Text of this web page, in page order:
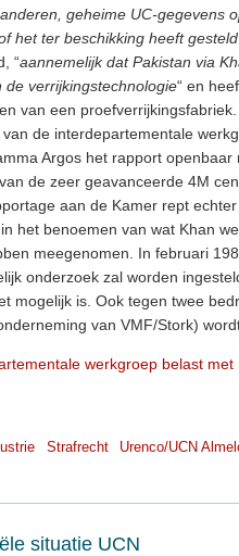
geheime UC-gegevens
het ter beschikking heeft
“aannemelijk dat Pakistan via
verrijkingstechnologie“ en
van een
de interdepartementale
Argos het rapport
de zeer geavanceerde 4M
aan de Kamer rept
het benoemen van wat Khan
meegenomen. In februari
onderzoek zal worden
mogelijk is. Ook tegen twee
van VMF/Stork)
werkgroep belast met
Strafrecht Urenco/UCN
situatie UCN